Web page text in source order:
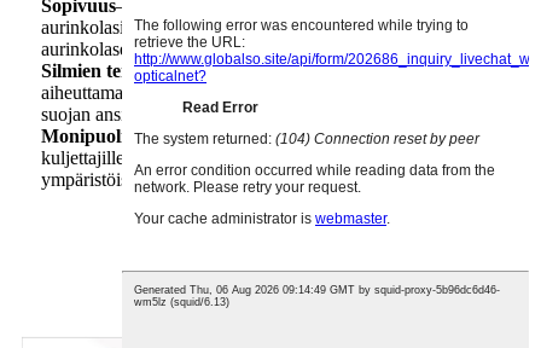
Sopivuus– Yhdistää sinisen valon suodatuksen ja
aurinkolasitoiminnot samassa linssissä, joten useita
aurinkolaseja ei tarvita.
Silmien terveyden tuki– Minimoi sinisen valon
aiheuttamaa väsymystä ja mahdollisia unihäiriöitä UV-
suojan ansiosta.
Monipuolisuus – Ihanteellinen digitaalisille käyttäjille,
kuljettajille ja ulkoilun harrastajille, jotka siirtyvät usein eri
ympäristöistä toiseen.
Pakkaus ja toimitus